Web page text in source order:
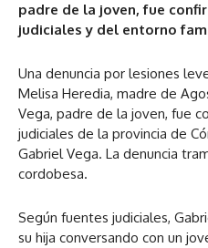
padre de la joven, fue
judiciales y del entorno
Una denuncia por lesiones
Melisa Heredia, madre de
Vega, padre de la joven, fue
judiciales de la provincia de
Gabriel Vega. La denuncia
cordobesa.
Según fuentes judiciales,
su hija conversando con un